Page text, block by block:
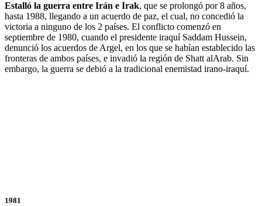
Estalló la guerra entre Irán e Irak, que se prolongó por 8 años,
hasta 1988, llegando a un acuerdo de paz, el cual, no concedió la
victoria a ninguno de los 2 países. El conflicto comenzó en
septiembre de 1980, cuando el presidente iraquí Saddam Hussein,
denunció los acuerdos de Argel, en los que se habían establecido las
fronteras de ambos países, e invadió la región de Shatt alArab. Sin
embargo, la guerra se debió a la tradicional enemistad irano-iraquí.
1981